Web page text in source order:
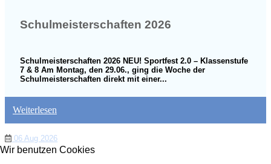
06 Aug 2026
Schulmeisterschaften 2026
Schulmeisterschaften 2026 NEU! Sportfest 2.0 – Klassenstufe
7 & 8 Am Montag, den 29.06., ging die Woche der
Schulmeisterschaften direkt mit einer...
Weiterlesen
Wir benutzen Cookies